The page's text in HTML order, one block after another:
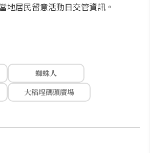
地居民留意活動日交管資訊。
蜘蛛人
大稻埕碼頭廣場